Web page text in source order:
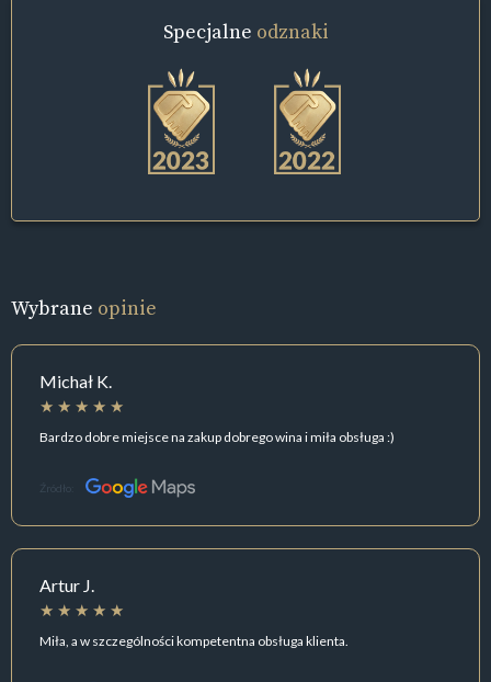
Specjalne odznaki
Wybrane opinie
Michał K.
Bardzo dobre miejsce na zakup dobrego wina i miła obsługa :)
Źródło:
Artur J.
Miła, a w szczególności kompetentna obsługa klienta.